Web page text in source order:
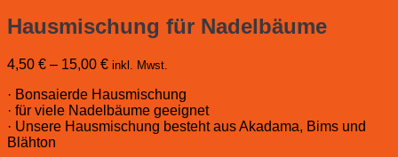
Hausmischung für Nadelbäume
4,50 € – 15,00 € inkl. Mwst.
· Bonsaierde Hausmischung
· für viele Nadelbäume geeignet
· Unsere Hausmischung besteht aus Akadama, Bims und
Blähton